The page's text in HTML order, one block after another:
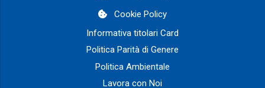
Cookie Policy
Informativa titolari Card
Politica Parità di Genere
Politica Ambientale
Lavora con Noi